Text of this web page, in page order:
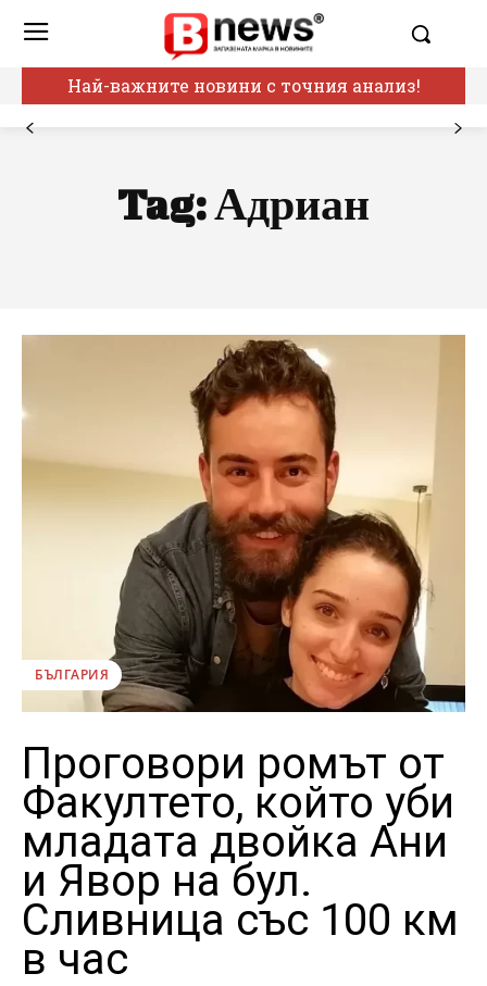
Най-важните новини с точния анализ!
Tag:Адриан
БЪЛГАРИЯ
Проговори ромът от
Факултето, който уби
младата двойка Ани
и Явор на бул.
Сливница със 100 км
в час